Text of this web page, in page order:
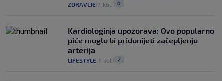
ZDRAVLJE 7. kol. 0
Kardiologinja upozorava: Ovo popularno
piće moglo bi pridonijeti začepljenju
arterija
LIFESTYLE 7. kol. 2